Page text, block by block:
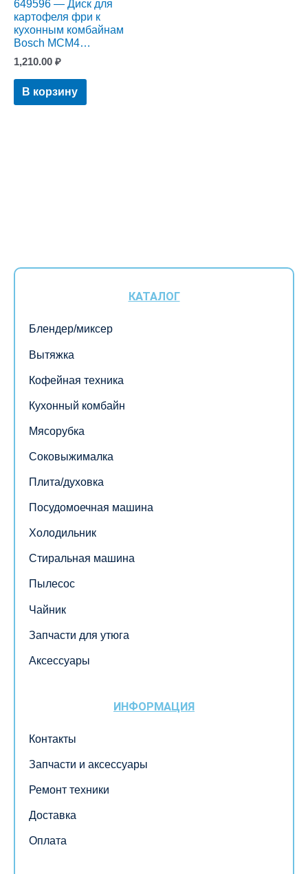
КАТАЛОГ
Блендер/миксер
Вытяжка
Кофейная техника
Кухонный комбайн
Мясорубка
Соковыжималка
Плита/духовка
Посудомоечная машина
Холодильник
Стиральная машина
Пылесос
Чайник
Запчасти для утюга
Аксессуары
ИНФОРМАЦИЯ
Контакты
Запчасти и аксессуары
Ремонт техники
Доставка
Оплата
649596 — Диск для
картофеля фри к
кухонным комбайнам
Bosch MCM4…
1,210.00 ₽
В корзину